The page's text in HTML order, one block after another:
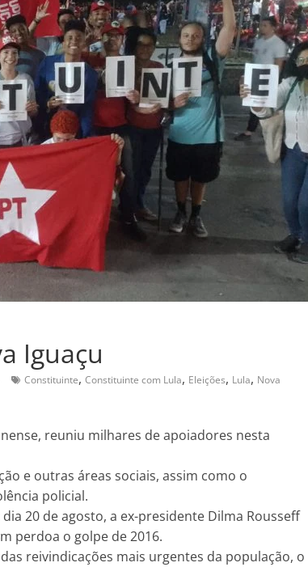
Iguaçu
Constituinte, Constituinte com Lula, Eleições, Lula, Nova
reuniu milhares de apoiadores nesta
e outras áreas sociais, assim como o
policial.
20 de agosto, a ex-presidente Dilma Rousseff
perdoa o golpe de 2016.
reivindicações mais urgentes da população, o